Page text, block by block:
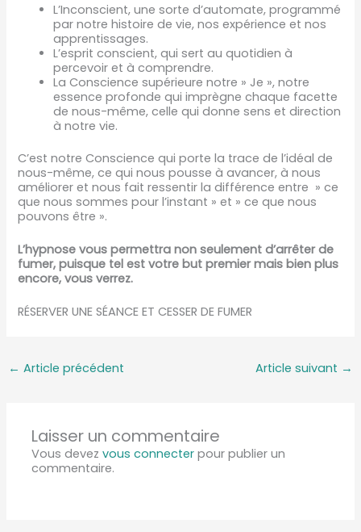
L’Inconscient, une sorte d’automate, programmé
par notre histoire de vie, nos expérience et nos
apprentissages.
L’esprit conscient, qui sert au quotidien à
percevoir et à comprendre.
La Conscience supérieure notre » Je », notre
essence profonde qui imprègne chaque facette
de nous-même, celle qui donne sens et direction
à notre vie.
C’est notre Conscience qui porte la trace de l’idéal de
nous-même, ce qui nous pousse à avancer, à nous
améliorer et nous fait ressentir la différence entre » ce
que nous sommes pour l’instant » et » ce que nous
pouvons être ».
L’hypnose vous permettra non seulement d’arrêter de
fumer, puisque tel est votre but premier mais bien plus
encore, vous verrez.
RÉSERVER UNE SÉANCE ET CESSER DE FUMER
← Article précédent Article suivant →
Laisser un commentaire
Vous devezvous connecter pour publier un
commentaire.